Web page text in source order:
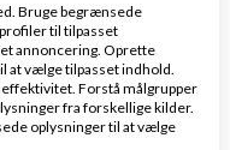
Bruge begrænsede
til tilpasset
annoncering. Oprette
at vælge tilpasset indhold.
Forstå målgrupper
fra forskellige kilder.
oplysninger til at vælge